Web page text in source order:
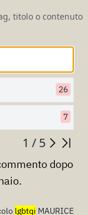
titolo o contenuto
26
7
1 / 5
dopo
lgbtqi MAURICE